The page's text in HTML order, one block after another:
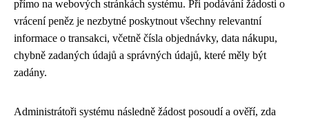
přímo na webových stránkách systému. Při podávání žádosti o
vrácení peněz je nezbytné poskytnout všechny relevantní
informace o transakci, včetně čísla objednávky, data nákupu,
chybně zadaných údajů a správných údajů, které měly být
zadány.
Administrátoři systému následně žádost posoudí a ověří, zda